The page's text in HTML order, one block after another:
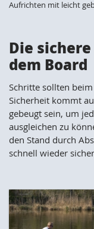
Aufrichten mit leicht
Die
dem Board
Schritte sollten
Sicherheit kommt
gebeugt sein, um
ausgleichen zu
den Stand durch
schnell wieder